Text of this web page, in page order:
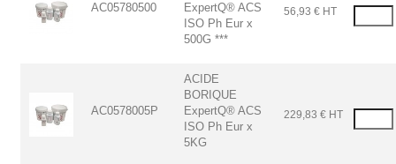
AC05780500
ExpertQ® ACS
ISO Ph Eur x
500G ***
56,93 € HT
AC0578005P
ACIDE
BORIQUE
ExpertQ® ACS
ISO Ph Eur x
5KG
229,83 € HT